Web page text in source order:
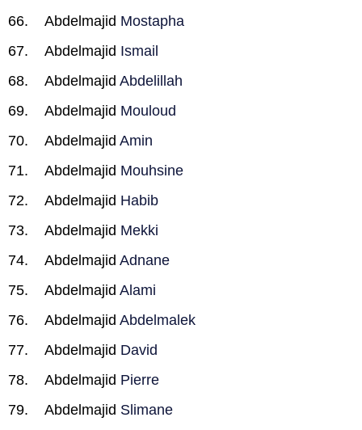
Abdelmajid Mostapha
Abdelmajid Ismail
Abdelmajid Abdelillah
Abdelmajid Mouloud
Abdelmajid Amin
Abdelmajid Mouhsine
Abdelmajid Habib
Abdelmajid Mekki
Abdelmajid Adnane
Abdelmajid Alami
Abdelmajid Abdelmalek
Abdelmajid David
Abdelmajid Pierre
Abdelmajid Slimane